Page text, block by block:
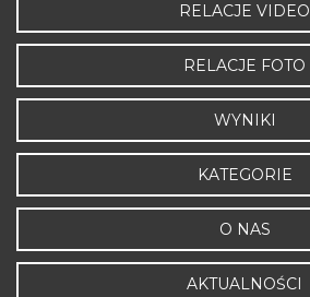
RELACJE VIDEO
RELACJE FOTO
WYNIKI
KATEGORIE
O NAS
AKTUALNOŚCI